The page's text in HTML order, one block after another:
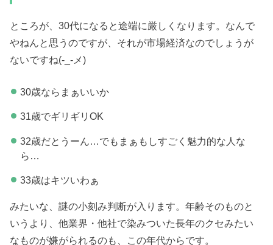
ところが、30代になると途端に厳しくなります。なんで
やねんと思うのですが、それが市場経済なのでしょうが
ないですね(-_-メ)
30歳ならまぁいいか
31歳でギリギリOK
32歳だとうーん…でもまぁもしすごく魅力的な人な
ら…
33歳はキツいわぁ
みたいな、謎の小刻み判断が入ります。年齢そのものと
いうより、他業界・他社で染みついた長年のクセみたい
なものが嫌がられるのも、この年代からです。